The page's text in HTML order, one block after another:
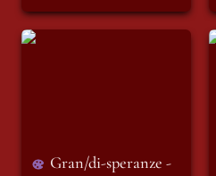
Gran/di-speranze -
Gran/di-speranze -